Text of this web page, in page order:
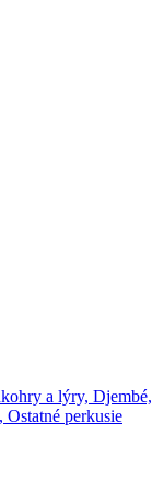
a lýry, Djembé,
Ostatné perkusie